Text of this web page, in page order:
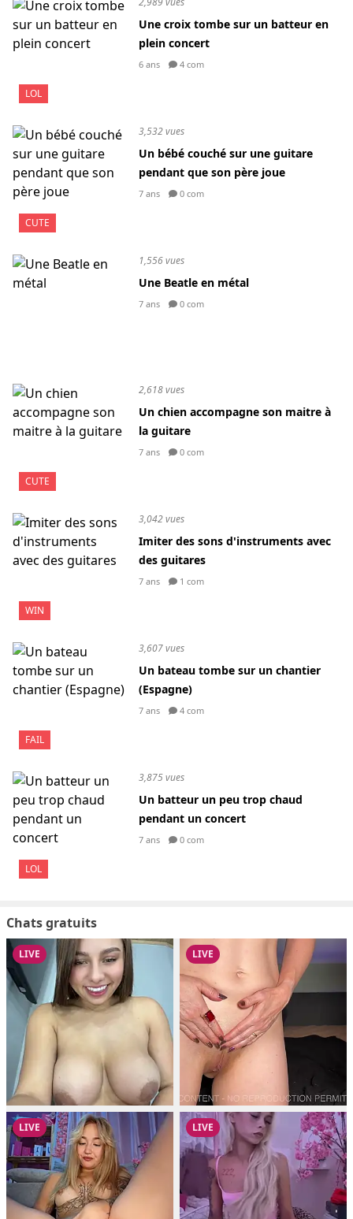
LOL
Une croix tombe sur un batteur en
plein concert
6 ans 4 com
CUTE
3,532 vues
Un bébé couché sur une guitare
pendant que son père joue
7 ans 0 com
1,556 vues
Une Beatle en métal
7 ans 0 com
CUTE
2,618 vues
Un chien accompagne son maitre à
la guitare
7 ans 0 com
WIN
3,042 vues
Imiter des sons d'instruments avec
des guitares
7 ans 1 com
FAIL
3,607 vues
Un bateau tombe sur un chantier
(Espagne)
7 ans 4 com
LOL
3,875 vues
Un batteur un peu trop chaud
pendant un concert
7 ans 0 com
Chats gratuits